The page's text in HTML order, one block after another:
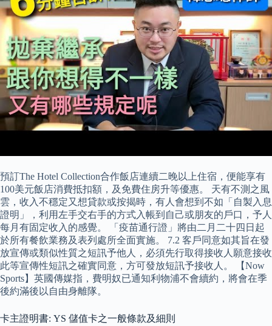
預訂The Hotel Collection合作飯店連續二晚以上住宿，便能享有
100美元飯店消費抵扣額，及免費住房升等優惠。 天有不測之風
雲，收入不穩定又想貸款或按揭時，有人會想到不如「自製入息
證明」，利用左手交右手的方式入帳到自己或朋友的戶口，予人
每月有固定收入的感覺。 「疫苗通行證」將由二月二十四日起
於所有餐飲業務及表列處所全面實施。 7.2 客戶同意如其旨在發
放宣傳或類似性質之短訊予他人，必須先行取得接收人願意接收
此等宣傳性短訊之確實同意，方可發放短訊予接收人。 【Now
Sports】英國傳媒指，費明奴已通知利物浦不會續約，將會在季
後約滿後以自由身離隊。
卡主證明書: YS 儲值卡之一般條款及細則